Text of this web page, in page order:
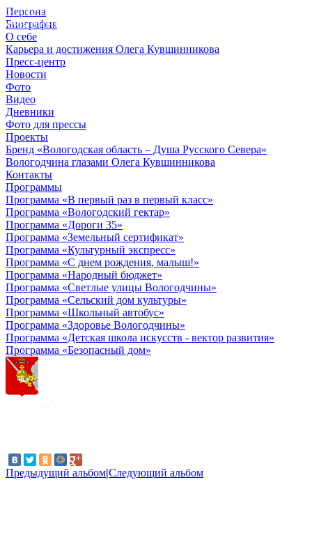
Персона
Биография
О себе
Карьера и достижения Олега Кувшинникова
Пресс-центр
Новости
Фото
Видео
Дневники
Фото для прессы
Проекты
Бренд «Вологодская область – Душа Русского Севера»
Вологодчина глазами Олега Кувшинникова
Контакты
Программы
Программа «В первый раз в первый класс»
Программа «Вологодский гектар»
Программа «Дороги 35»
Программа «Земельный сертификат»
Программа «Культурный экспресс»
Программа «С днем рождения, малыш!»
Программа «Народный бюджет»
Программа «Светлые улицы Вологодчины»
Программа «Сельский дом культуры»
Программа «Школьный автобус»
Программа «Здоровье Вологодчины»
Программа «Детская школа искусств - вектор развития»
Программа «Безопасный дом»
Предыдущий альбом|Следующий альбом
© 2012 - 2023,
КУВШИННИКОВ О.А.